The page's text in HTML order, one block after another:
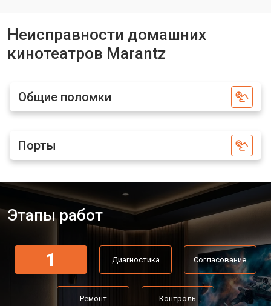
Неисправности домашних
кинотеатров Marantz
Общие поломки
Порты
Этапы работ
1 Диагностика Согласование
Ремонт Контроль